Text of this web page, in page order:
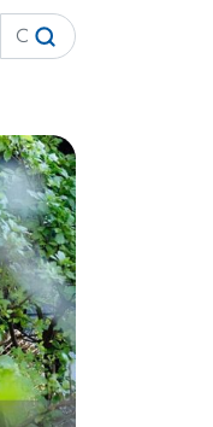
Cerca: